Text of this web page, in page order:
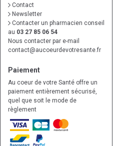
Contact
Newsletter
Contacter un pharmacien conseil
au 03 27 85 06 54
Nous contacter par e-mail
contact@aucoeurdevotresante.fr
Paiement
Au coeur de votre Santé offre un
paiement entièrement sécurisé,
quel que soit le mode de
règlement